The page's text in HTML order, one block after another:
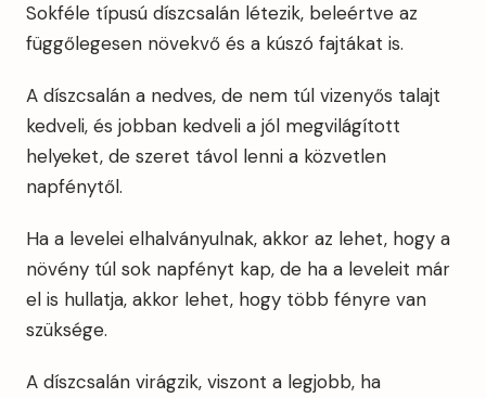
Sokféle típusú díszcsalán létezik, beleértve az
függőlegesen növekvő és a kúszó fajtákat is.
A díszcsalán a nedves, de nem túl vizenyős talajt
kedveli, és jobban kedveli a jól megvilágított
helyeket, de szeret távol lenni a közvetlen
napfénytől.
Ha a levelei elhalványulnak, akkor az lehet, hogy a
növény túl sok napfényt kap, de ha a leveleit már
el is hullatja, akkor lehet, hogy több fényre van
szüksége.
A díszcsalán virágzik, viszont a legjobb, ha